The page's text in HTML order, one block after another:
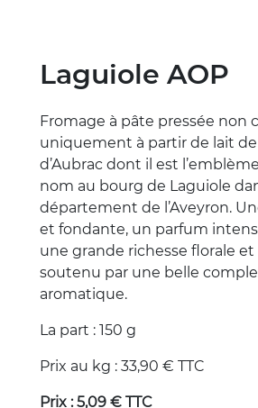
Laguiole AOP
Fromage à pâte pressée non
uniquement à partir de lait
d’Aubrac dont il est
nom au bourg de Laguiole
département de l’Aveyron.
et fondante, un parfum
une grande richesse florale
soutenu par une belle
aromatique.
La part : 150 g
Prix au kg : 33,90 € TTC
Prix : 5,09 € TTC